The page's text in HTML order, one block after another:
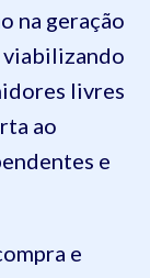
na geração
viabilizando
livres
ao
e
e